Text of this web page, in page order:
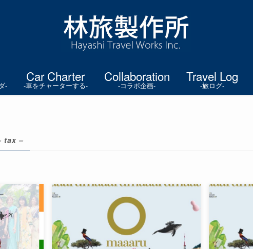
-
Car Charter
-車をチャーターする-
Collaboration
-コラボ企画-
Travel Log
-旅ログ-
tax –